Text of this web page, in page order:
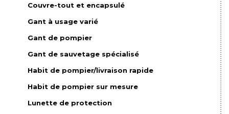
Couvre-tout et encapsulé
Gant à usage varié
Gant de pompier
Gant de sauvetage spécialisé
Habit de pompier/livraison rapide
Habit de pompier sur mesure
Lunette de protection